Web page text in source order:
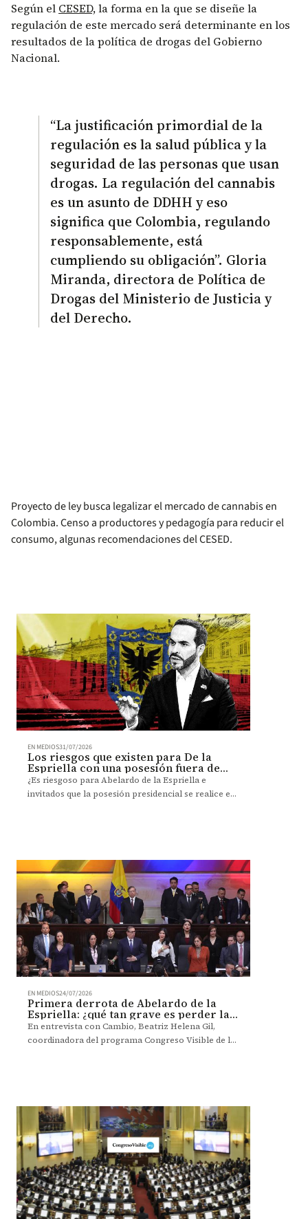
Según el CESED,la forma en la que se diseñe la
regulación de este mercado será determinante en los
resultados de la política de drogas del Gobierno
Nacional.
“La justificación primordial de la
regulación es la salud pública y la
seguridad de las personas que usan
drogas. La regulación del cannabis
es un asunto de DDHH y eso
significa que Colombia, regulando
responsablemente, está
cumpliendo su obligación”. Gloria
Miranda, directora de Política de
Drogas del Ministerio de Justicia y
del Derecho.
Proyecto de ley busca legalizar el mercado de cannabis en
Colombia. Censo a productores y pedagogía para reducir el
consumo, algunas recomendaciones del CESED.
EN MEDIOS31/07/2026
Los riesgos que existen para De la
Espriella con una posesión fuera de
Bogotá, según analistas
¿Es riesgoso para Abelardo de la Espriella e
invitados que la posesión presidencial se realice en
EN MEDIOS24/07/2026
Primera derrota de Abelardo de la
Espriella: ¿qué tan grave es perder la
presidencia del Senado?
En entrevista con Cambio, Beatriz Helena Gil,
coordinadora del programa Congreso Visible de la